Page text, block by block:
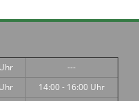
---
14:00 - 16:00 Uhr